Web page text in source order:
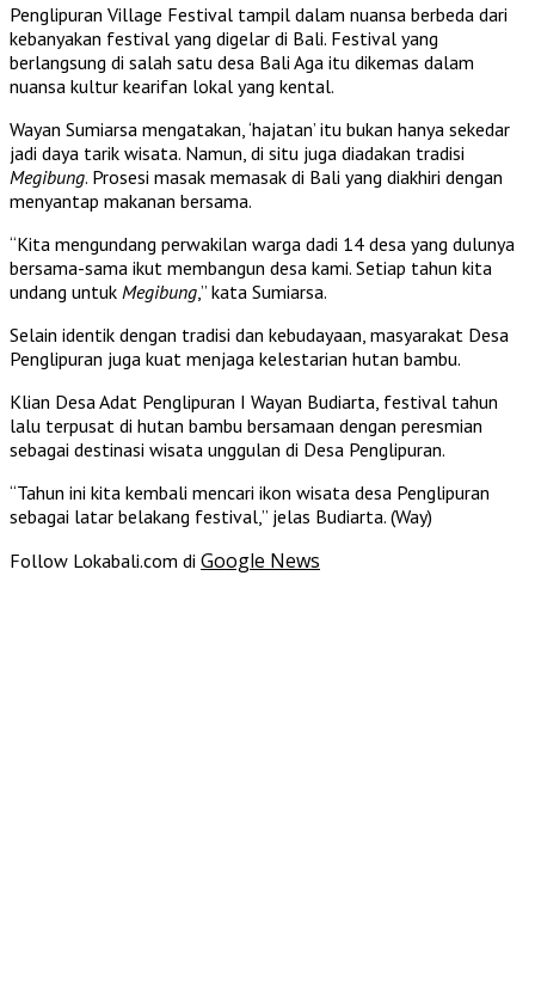
Penglipuran Village Festival tampil dalam nuansa berbeda dari
kebanyakan festival yang digelar di Bali. Festival yang
berlangsung di salah satu desa Bali Aga itu dikemas dalam
nuansa kultur kearifan lokal yang kental.
Wayan Sumiarsa mengatakan, ‘hajatan’ itu bukan hanya sekedar
jadi daya tarik wisata. Namun, di situ juga diadakan tradisi
Megibung. Prosesi masak memasak di Bali yang diakhiri dengan
menyantap makanan bersama.
“Kita mengundang perwakilan warga dadi 14 desa yang dulunya
bersama-sama ikut membangun desa kami. Setiap tahun kita
undang untuk Megibung,” kata Sumiarsa.
Selain identik dengan tradisi dan kebudayaan, masyarakat Desa
Penglipuran juga kuat menjaga kelestarian hutan bambu.
Klian Desa Adat Penglipuran I Wayan Budiarta, festival tahun
lalu terpusat di hutan bambu bersamaan dengan peresmian
sebagai destinasi wisata unggulan di Desa Penglipuran.
“Tahun ini kita kembali mencari ikon wisata desa Penglipuran
sebagai latar belakang festival,” jelas Budiarta. (Way)
Follow Lokabali.com di Google News